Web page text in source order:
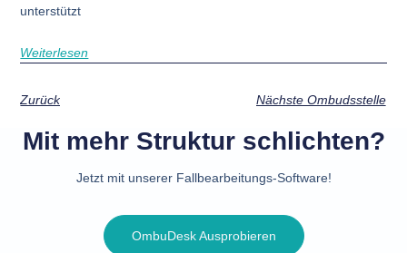
unterstützt
Weiterlesen
Zurück Nächste Ombudsstelle
Mit mehr Struktur schlichten?
Jetzt mit unserer Fallbearbeitungs-Software!
OmbuDesk Ausprobieren